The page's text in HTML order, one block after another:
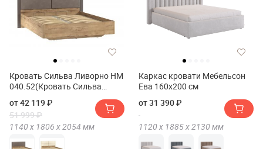
Кровать Сильва Ливорно НМ
040.52(Кровать Сильва
от 42 119 ₽
51 999 ₽
1140 х 1806 х 2054 мм
Каркас кровати Мебельсон
Ева 160х200 см
от 31 390 ₽
1120 х 1885 х 2130 мм